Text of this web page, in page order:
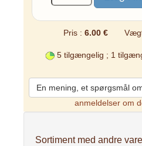
Pris : 6.00 € Vægt
5 tilgængelig ; 1
En mening, et spørgsmål
anmeldelser om
Sortiment med andre